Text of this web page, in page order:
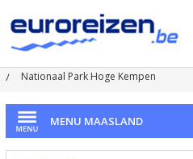
Nationaal Park Hoge Kempen
MENU MAASLAND